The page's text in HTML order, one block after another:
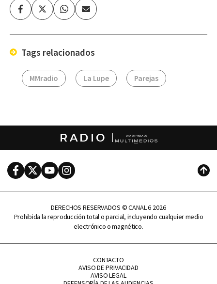
FacebookTwitterWhatsapp
Enviar
por
Tags relacionados
MMradio La Lupe Parejas
RADIO
FacebookTwitterYoutubeInstagram
DERECHOS RESERVADOS © CANAL 6 2026
Prohibida la reproducción total o parcial, incluyendo cualquier medio
electrónico o magnético.
CONTACTO
AVISO DE PRIVACIDAD
AVISO LEGAL